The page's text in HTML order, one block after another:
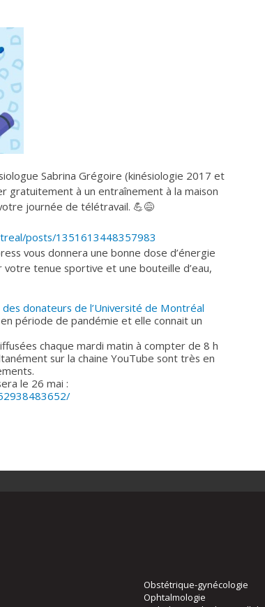
Sabrina Grégoire (kinésiologie 2017 et
gratuitement à un entraînement à la maison
journée de télétravail. 💪😅
posts/1351613448357983
vous donnera une bonne dose d’énergie
tenue sportive et une bouteille d’eau,
donateurs de l’Université de Montréal
période de pandémie et elle connait un
chaque mardi matin à compter de 8 h
sur la chaine YouTube sont très en
le 26 mai :
Obstétrique-gynécologie
Ophtalmologie